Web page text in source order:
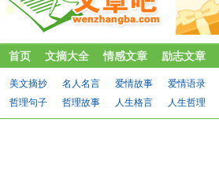
首页 文摘大全 情感文章 励志文章
美文摘抄 名人名言 爱情故事 爱情语录
哲理句子
哲理故事 人生格言 人生哲理